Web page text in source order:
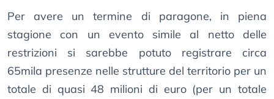
Per avere un termine di paragone, in piena
stagione con un evento simile al netto delle
restrizioni si sarebbe potuto registrare circa
65mila presenze nelle strutture del territorio per un
totale di quasi 48 milioni di euro (per un totale